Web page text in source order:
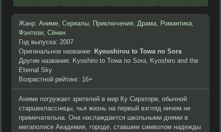
Жанр: Аниме, Сериалы, Приключения, Драма, Романтика,
Фэнтези, Сёнен
Год выпуска: 2007
Оригинальное название: Kyoushirou to Towa no Sora
Другие названия: Kyoshiro to Towa no Sora, Kyoshiro and the
Eternal Sky
Возрастной рейтинг: 16+
Аниме погружает зрителей в мир Ку Сиратори, обычной
старшеклассницы, чья жизнь на первый взгляд ничем не
примечательна. Она наслаждается школьными днями в
мегаполисе Академия, городе, ставшем символом надежды